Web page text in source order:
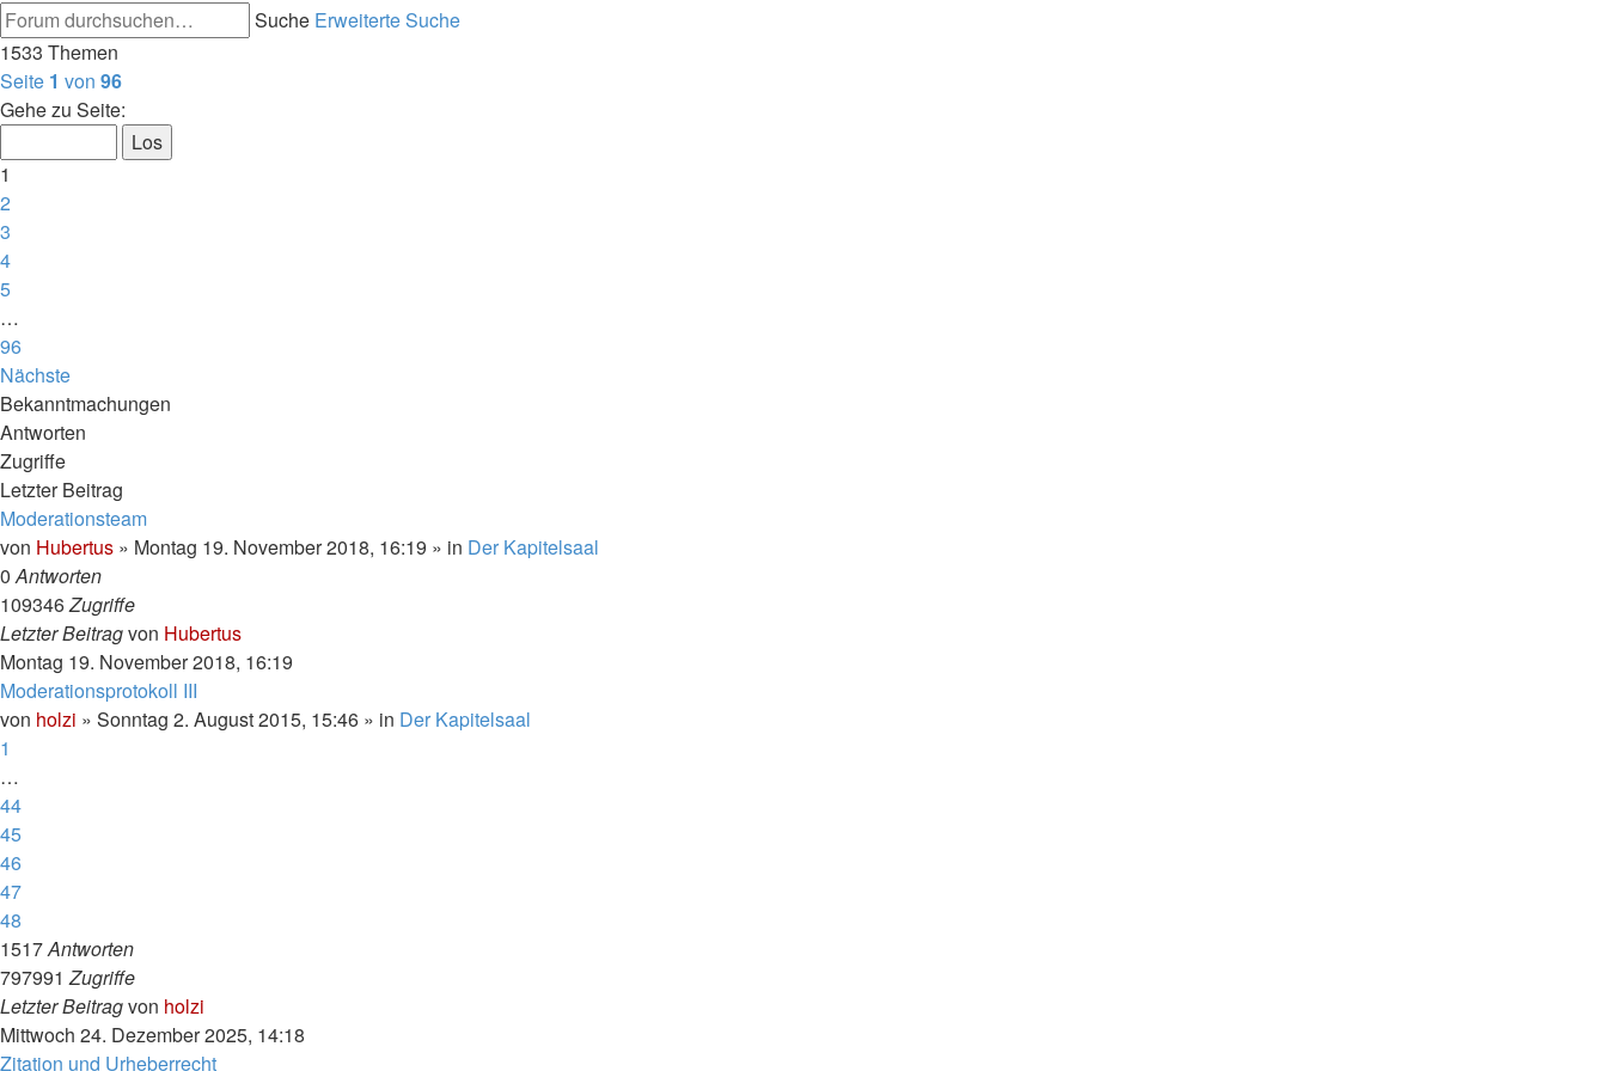
Suche Erweiterte Suche
1533 Themen
Seite 1 von 96
Gehe zu Seite:
1
2
3
4
5
…
96
Nächste
Bekanntmachungen
Antworten
Zugriffe
Letzter Beitrag
Moderationsteam
von Hubertus » Montag 19. November 2018, 16:19 » in Der Kapitelsaal
0Antworten
109346Zugriffe
Letzter Beitragvon Hubertus
Montag 19. November 2018, 16:19
Moderationsprotokoll III
von holzi » Sonntag 2. August 2015, 15:46 » in Der Kapitelsaal
1
…
44
45
46
47
48
1517Antworten
797991Zugriffe
Letzter Beitragvon holzi
Mittwoch 24. Dezember 2025, 14:18
Zitation und Urheberrecht